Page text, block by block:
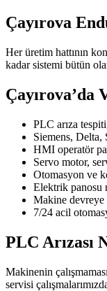
Çayırova
Her üretim hattının
kadar sistemi bütün
PLC arıza
Siemens,
HMI operatör
Servo motor,
Otomasyon ve
Elektrik panosu
Makine devreye
7/24 acil
PLC Arızası
Makinenin
servisi